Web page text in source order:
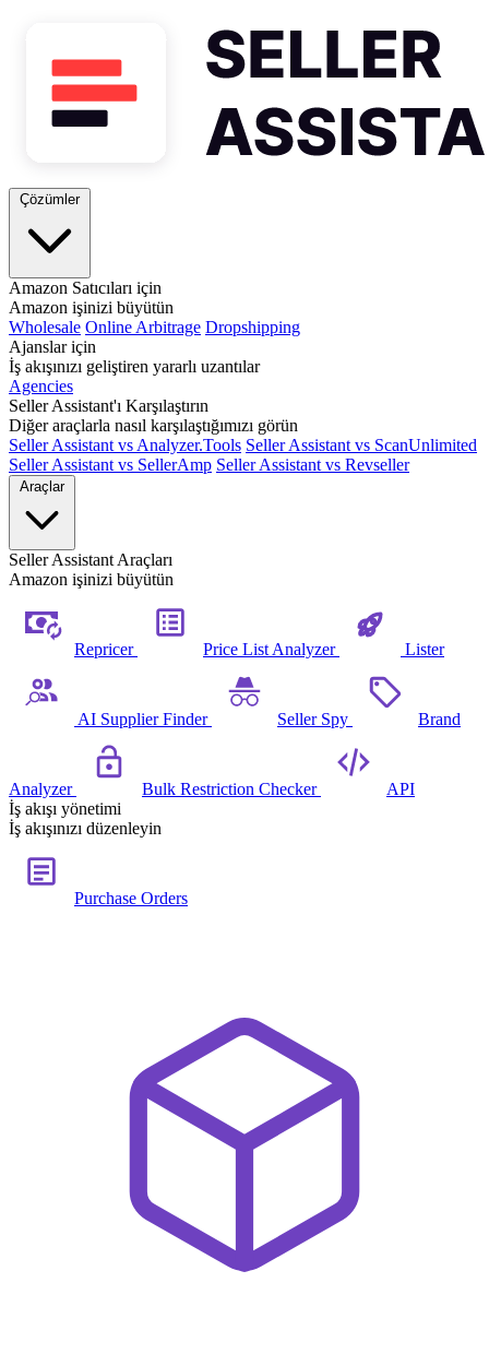
Çözümler
Amazon Satıcıları için
Amazon işinizi büyütün
Wholesale Online Arbitrage Dropshipping
Ajanslar için
İş akışınızı geliştiren yararlı uzantılar
Agencies
Seller Assistant'ı Karşılaştırın
Diğer araçlarla nasıl karşılaştığımızı görün
Seller Assistant vs Analyzer.Tools Seller Assistant vs ScanUnlimited
Seller Assistant vs SellerAmp Seller Assistant vs Revseller
Araçlar
Seller Assistant Araçları
Amazon işinizi büyütün
Repricer Price List Analyzer Lister
AI Supplier Finder Seller Spy Brand
Analyzer Bulk Restriction Checker
API
İş akışı yönetimi
İş akışınızı düzenleyin
Purchase Orders